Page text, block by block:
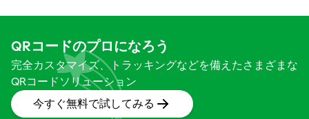
QRコードのプロになろう
完全カスタマイズ、トラッキングなどを備えたさまざまな
QRコードソリューション
今すぐ無料で試してみる